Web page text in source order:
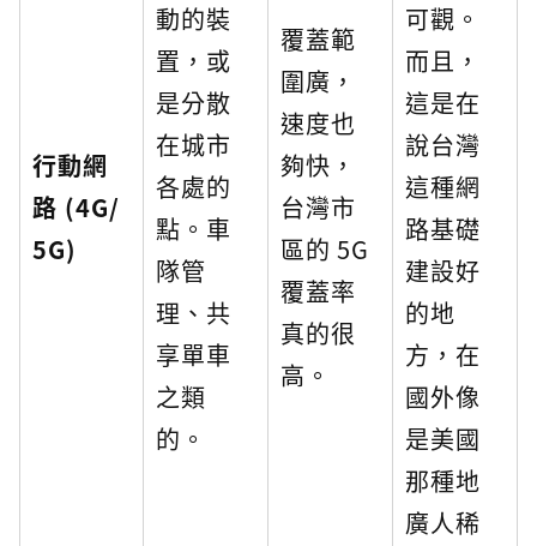
行動網
路 (4G/
5G)
動的裝
置，或
是分散
在城市
各處的
點。車
隊管
理、共
享單車
之類
的。
覆蓋範
圍廣，
速度也
夠快，
台灣市
區的 5G
覆蓋率
真的很
高。
可觀。
而且，
這是在
說台灣
這種網
路基礎
建設好
的地
方，在
國外像
是美國
那種地
廣人稀